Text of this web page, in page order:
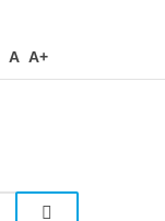
A A+